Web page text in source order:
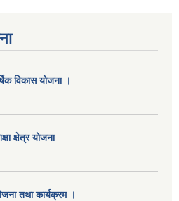
विकास योजना ।
क्षेत्र योजना
तथा कार्यक्रम ।